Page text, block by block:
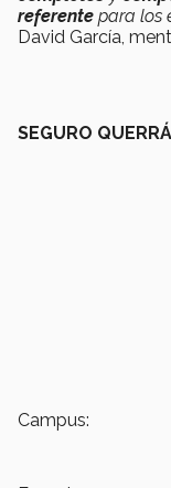
referente para los
David García,
SEGURO
Campus: